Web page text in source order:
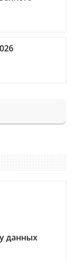
данных